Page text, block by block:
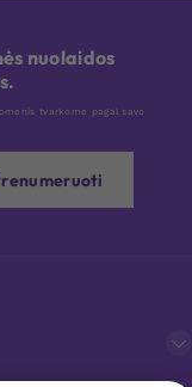
nuolaidos
tvarkome pagal savo